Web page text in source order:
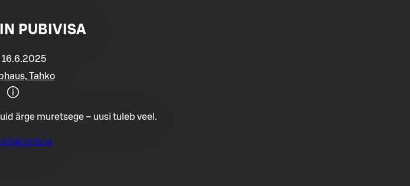
PUBIVISA
16.6.2025
Tahko
ärge muretsege – uusi tuleb veel.
kõiki üritusi